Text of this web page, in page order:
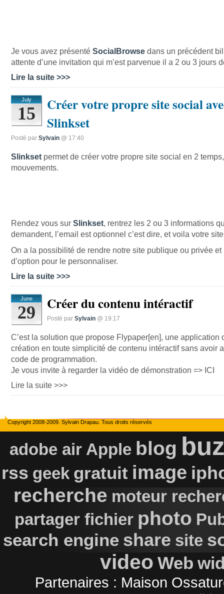
Je vous avez présenté SocialBrowse dans un précédent
attente d’une invitation qui m’est parvenue il a 2 ou 3 jours
Lire la suite >>>
July
15
Créer votre propre site social
Slinkset
Posté par Sylvain @ 17:40
Slinkset permet de créer votre propre site social en 2
mouvements.
Rendez vous sur Slinkset, rentrez les 2 ou 3 informations
demandent, l’email est optionnel c’est dire, et voila votre
On a la possibilité de rendre notre site publique ou privée et
d’option pour le personnaliser.
Lire la suite >>>
June
29 Créer du contenu intéractif
Posté par Sylvain @ 19:17
C’est la solution que propose Flypaper[en], une application
création en toute simplicité de contenu intéractif sans avoir
code de programmation.
Je vous invite à regarder la vidéo de démonstration => ICI
Lire la suite >>>
Copyright 2008-2009. Sylvain Drapau. Tous droits réservés
adobe air Apple blog
rss geek gratuit image
recherche moteur
partager fichier photo
search engine share site
video Web
Partenaires : Maison